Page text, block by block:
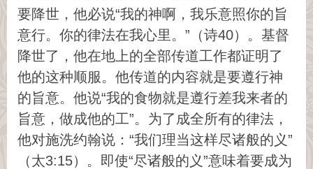
要降世，他必说“我的神啊，我乐意照你的旨
意行。你的律法在我心里。”（诗40）。基督
降世了，他在地上的全部传道工作都证明了
他的这种顺服。他传道的内容就是要遵行神
的旨意。他说“我的食物就是遵行差我来者的
旨意，做成他的工”。为了成全所有的律法，
他对施洗约翰说：“我们理当这样尽诸般的义”
（太3:15）。即使“尽诸般的义”意味着要成为